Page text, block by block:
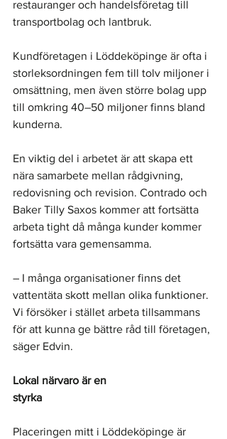
restauranger och handelsföretag till
transportbolag och lantbruk.
Kundföretagen i Löddeköpinge är ofta i
storleksordningen fem till tolv miljoner i
omsättning, men även större bolag upp
till omkring 40–50 miljoner finns bland
kunderna.
En viktig del i arbetet är att skapa ett
nära samarbete mellan rådgivning,
redovisning och revision. Contrado och
Baker Tilly Saxos kommer att fortsätta
arbeta tight då många kunder kommer
fortsätta vara gemensamma.
– I många organisationer finns det
vattentäta skott mellan olika funktioner.
Vi försöker i stället arbeta tillsammans
för att kunna ge bättre råd till företagen,
säger Edvin.
Lokal närvaro är en
styrka
Placeringen mitt i Löddeköpinge är